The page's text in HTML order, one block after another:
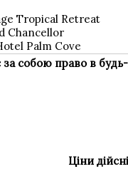
Tropical Retreat
Chancellor
Palm Cove
собою право в будь-
Ціни